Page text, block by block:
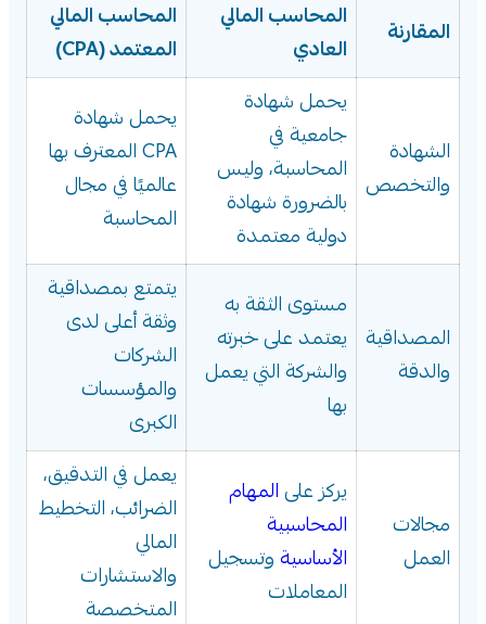
المقارنة
المحاسب المالي
العادي
المحاسب المالي
المعتمد (CPA)
الشهادة
والتخصص
يحمل شهادة
جامعية في
المحاسبة، وليس
بالضرورة شهادة
دولية معتمدة
يحمل شهادة
CPA المعترف بها
عالميًا في مجال
المحاسبة
المصداقية
والدقة
مستوى الثقة به
يعتمد على خبرته
والشركة التي يعمل
بها
يتمتع بمصداقية
وثقة أعلى لدى
الشركات
والمؤسسات
الكبرى
مجالات
العمل
يركز على المهام
المحاسبية
الأساسية وتسجيل
المعاملات
يعمل في التدقيق،
الضرائب، التخطيط
المالي
والاستشارات
المتخصصة